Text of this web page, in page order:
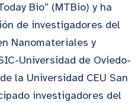
Bio” (MTBio) y ha
de investigadores del
Nanomateriales y
Universidad de Oviedo-
la Universidad CEU San
investigadores del